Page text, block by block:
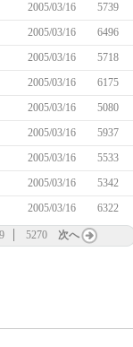
2005/03/16
5739
2005/03/16
6496
2005/03/16
5718
2005/03/16
6175
2005/03/16
5080
2005/03/16
5937
2005/03/16
5533
2005/03/16
5342
2005/03/16 6322
5270 次へ